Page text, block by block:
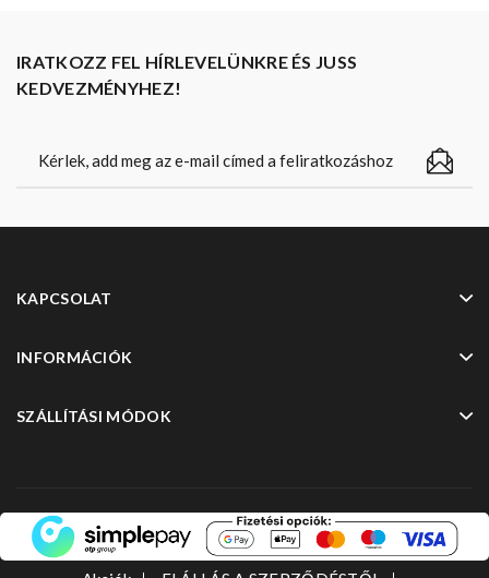
IRATKOZZ FEL HÍRLEVELÜNKRE ÉS JUSS
KEDVEZMÉNYHEZ!
KAPCSOLAT
INFORMÁCIÓK
SZÁLLÍTÁSI MÓDOK